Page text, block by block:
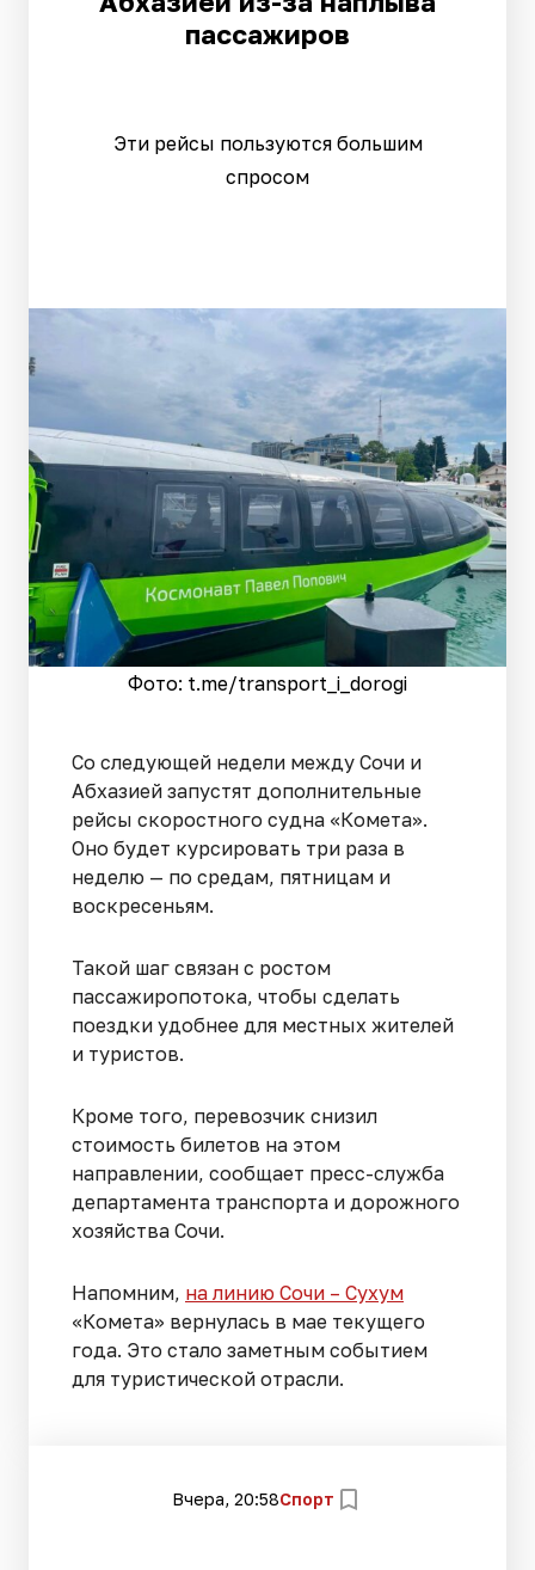
пассажиров
Эти рейсы пользуются большим
спросом
Фото: t.me/transport_i_dorogi
Со следующей недели между Сочи и
Абхазией запустят дополнительные
рейсы скоростного судна «Комета».
Оно будет курсировать три раза в
неделю — по средам, пятницам и
воскресеньям.
Такой шаг связан с ростом
пассажиропотока, чтобы сделать
поездки удобнее для местных жителей
и туристов.
Кроме того, перевозчик снизил
стоимость билетов на этом
направлении, сообщает пресс-служба
департамента транспорта и дорожного
хозяйства Сочи.
Напомним, на линию Сочи – Сухум
«Комета» вернулась в мае текущего
года. Это стало заметным событием
для туристической отрасли.
Вчера, 20:58Спорт